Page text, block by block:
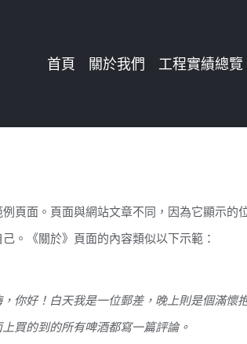
首頁 關於我們 工程實績總覽
頁面。頁面與網站文章不同，因為它顯示
。《關於》頁面的內容類似以下示範：
，你好！白天我是一位郵差，晚上則是個滿懷
上買的到的所有啤酒都寫一篇評論。